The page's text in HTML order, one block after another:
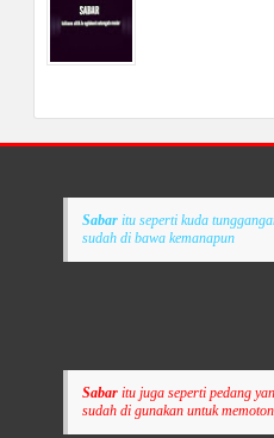
Sabar itu seperti kuda
sudah di bawa kemanapun
Sabar itu juga seperti pedang
sudah di gunakan untuk